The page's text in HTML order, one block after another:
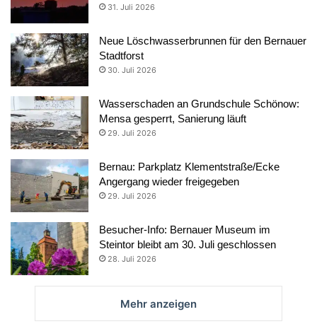
31. Juli 2026
Neue Löschwasserbrunnen für den Bernauer
Stadtforst
30. Juli 2026
Wasserschaden an Grundschule Schönow:
Mensa gesperrt, Sanierung läuft
29. Juli 2026
Bernau: Parkplatz Klementstraße/Ecke
Angergang wieder freigegeben
29. Juli 2026
Besucher-Info: Bernauer Museum im
Steintor bleibt am 30. Juli geschlossen
28. Juli 2026
Mehr anzeigen